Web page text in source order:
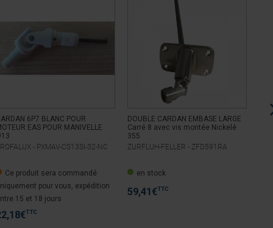
6P7 BLANC POUR
EAS POUR MANIVELLE
- PXMAV-CS13SI-32-NC
Ce produit sera commandé
pour vous, expédition
15 et 18 jours
€TTC
DOUBLE CARDAN EMBASE LARGE
Carré 8 avec vis montée Nickelé
355
ZURFLUH-FELLER - ZFD591RA
en stock
59,41 €TTC